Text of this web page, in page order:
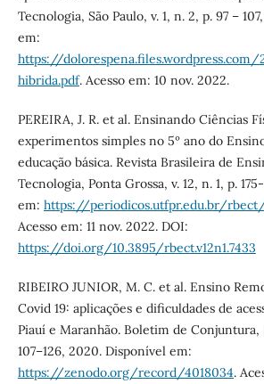
Tecnologia, São Paulo, v. 1, n. 2, p. 97 –
em:
https://
hibrida.pdf. Acesso em: 10 nov. 2022.
PEREIRA, J. R. et al. Ensinando Ciências
experimentos simples no 5º ano do
educação básica. Revista Brasileira de
Tecnologia, Ponta Grossa, v. 12, n. 1, p.
em: https://periodicos.utfpr.edu.br/
Acesso em: 11 nov. 2022. DOI:
https://doi.org/10.3895/rbect.v12n1.7433
RIBEIRO JUNIOR, M. C. et al. Ensino
Covid 19: aplicações e dificuldades de
Piauí e Maranhão. Boletim de Conjuntura,
107–126, 2020. Disponível em:
https://zenodo.org/record/4018034.